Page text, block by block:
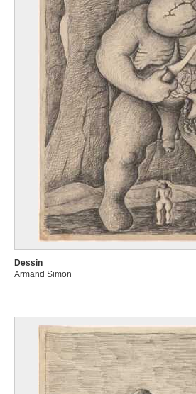
Dessin
Armand Simon